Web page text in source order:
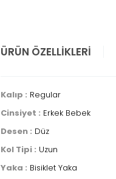
ÜRÜN ÖZELLIKLERI
Kalıp : Regular
Cinsiyet : Erkek Bebek
Desen : Düz
Kol Tipi : Uzun
Yaka : Bisiklet Yaka